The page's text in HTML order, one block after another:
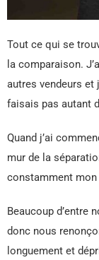
Tout ce qui se
la comparaison.
autres vendeurs et
faisais pas autant
Quand j’ai
mur de la
constamment
Beaucoup d’entre
donc nous
longuement et